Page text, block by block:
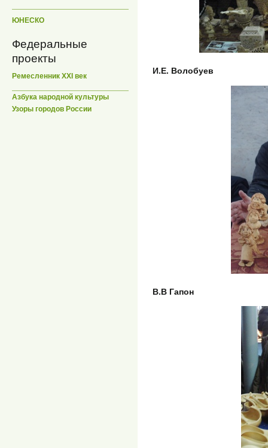
ЮНЕСКО
Федеральные
проекты
Ремесленник XXI век
Азбука народной культуры
Узоры городов России
И.Е. Волобуев
В.В Гапон